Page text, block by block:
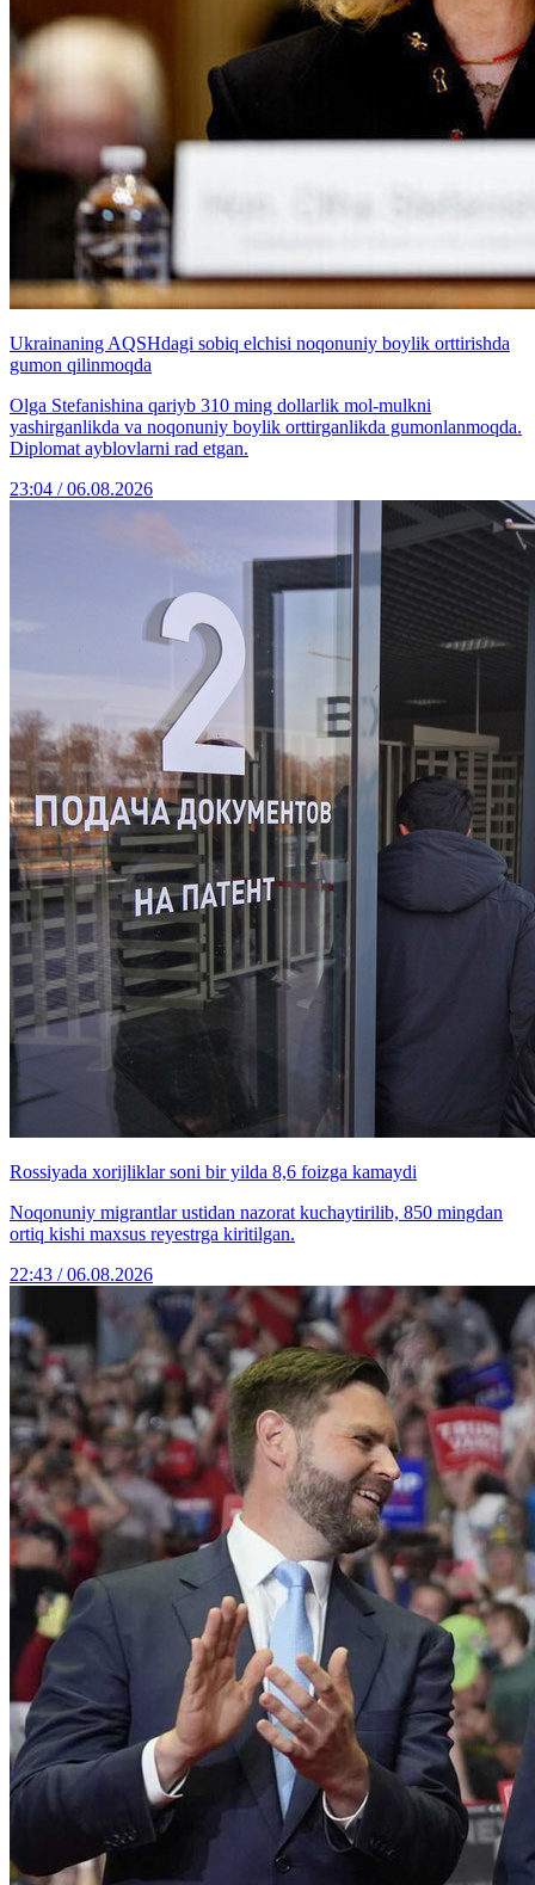
Ukrainaning AQSHdagi sobiq elchisi noqonuniy boylik orttirishda
gumon qilinmoqda
Olga Stefanishina qariyb 310 ming dollarlik mol-mulkni
yashirganlikda va noqonuniy boylik orttirganlikda gumonlanmoqda.
Diplomat ayblovlarni rad etgan.
23:04 / 06.08.2026
Rossiyada xorijliklar soni bir yilda 8,6 foizga kamaydi
Noqonuniy migrantlar ustidan nazorat kuchaytirilib, 850 mingdan
ortiq kishi maxsus reyestrga kiritilgan.
22:43 / 06.08.2026